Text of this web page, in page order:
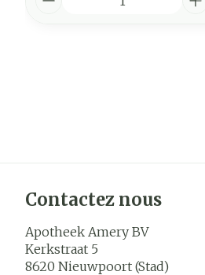
Contactez nous
Apotheek Amery BV
Kerkstraat 5
8620 Nieuwpoort (Stad)